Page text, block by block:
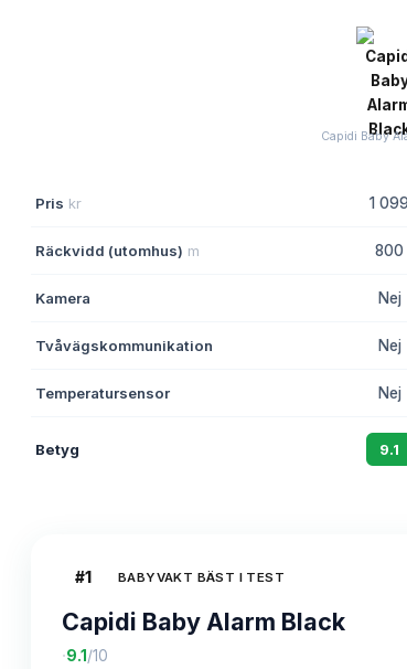
Capidi Baby
Pris kr 1 099
Räckvidd (utomhus) m 800
Kamera Nej
Tvåvägskommunikation Nej
Temperatursensor Nej
Betyg 9.1
#1 BABYVAKT BÄST I TEST
Capidi Baby Alarm Black
·9.1 /10